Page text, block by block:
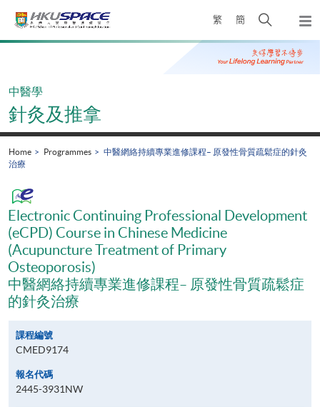
繁 簡
Open
search
panel
Main
中醫學
針灸及推拿
Home Programmes
中醫網絡持續專業進修課程– 原發性骨質疏鬆症的針灸
治療
Electronic Continuing Professional Development
(eCPD) Course in Chinese Medicine
(Acupuncture Treatment of Primary
Osteoporosis)
中醫網絡持續專業進修課程– 原發性骨質疏鬆症
的針灸治療
課程編號
CMED9174
報名代碼
2445-3931NW